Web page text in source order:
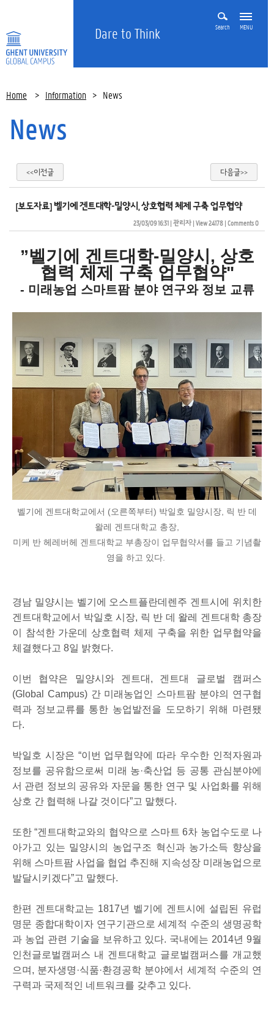
Dare to Think Search MENU
Home > Information > News
News
<<이전글 다음글>>
[보도자료] 벨기에 겐트대학-밀양시, 상호협력 체제 구축 업무협약
23/03/09 16:31| 관리자| View 24178| Comments 0
”벨기에 겐트대학-밀양시, 상호
협력 체제 구축 업무협약"
- 미래농업 스마트팜 분야 연구와 정보 교류
벨기에 겐트대학교에서 (오른쪽부터) 박일호 밀양시장, 릭 반 데
왈레 겐트대학교 총장,
미케 반 헤레버헤 겐트대학교 부총장이 업무협약서를 들고 기념촬
영을 하고 있다.
경남 밀양시는 벨기에 오스트플란데렌주 겐트시에 위치한
겐트대학교에서 박일호 시장, 릭 반 데 왈레 겐트대학 총장
이 참석한 가운데 상호협력 체제 구축을 위한 업무협약을
체결했다고 8일 밝혔다.
이번 협약은 밀양시와 겐트대, 겐트대 글로벌 캠퍼스
(Global Campus) 간 미래농업인 스마트팜 분야의 연구협
력과 정보교류를 통한 농업발전을 도모하기 위해 마련됐
다.
박일호 시장은 “이번 업무협약에 따라 우수한 인적자원과
정보를 공유함으로써 미래 농·축산업 등 공통 관심분야에
서 관련 정보의 공유와 자문을 통한 연구 및 사업화를 위해
상호 간 협력해 나갈 것이다”고 말했다.
또한 “겐트대학교와의 협약으로 스마트 6차 농업수도로 나
아가고 있는 밀양시의 농업구조 혁신과 농가소득 향상을
위해 스마트팜 사업을 협업 추진해 지속성장 미래농업으로
발달시키겠다”고 말했다.
한편 겐트대학교는 1817년 벨기에 겐트시에 설립된 유럽
명문 종합대학이자 연구기관으로 세계적 수준의 생명공학
과 농업 관련 기술을 보유하고 있다. 국내에는 2014년 9월
인천글로벌캠퍼스 내 겐트대학교 글로벌캠퍼스를 개교했
으며, 분자생명·식품·환경공학 분야에서 세계적 수준의 연
구력과 국제적인 네트워크를 갖추고 있다.